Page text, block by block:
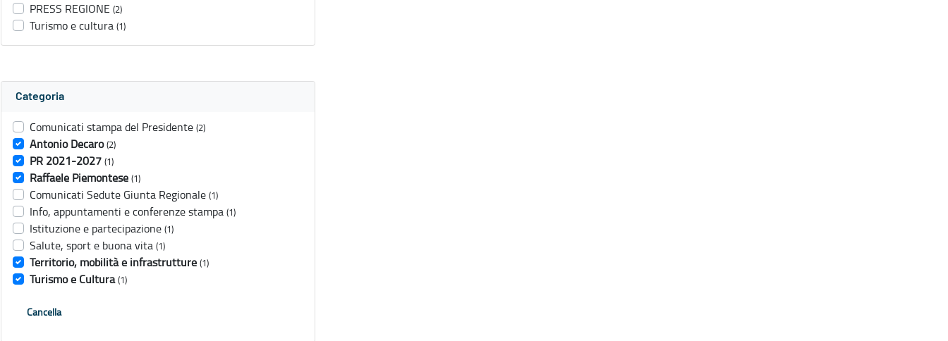
PRESS REGIONE (2)
Turismo e cultura (1)
Categoria
Comunicati stampa del Presidente (2)
Antonio Decaro (2)
PR 2021-2027 (1)
Raffaele Piemontese (1)
Comunicati Sedute Giunta Regionale (1)
Info, appuntamenti e conferenze stampa (1)
Istituzione e partecipazione (1)
Salute, sport e buona vita (1)
Territorio, mobilità e infrastrutture (1)
Turismo e Cultura (1)
Cancella